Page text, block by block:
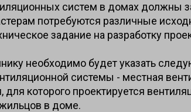
систем в домах
потребуются различные
задание на разработку
необходимо будет указать
системы - местная
для которого проектируется
в доме.